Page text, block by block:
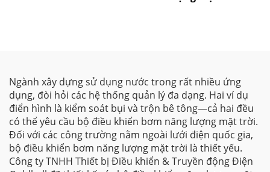
Ngành xây dựng sử dụng nước trong rất nhiều ứng
dụng, đòi hỏi các hệ thống quản lý đa dạng. Hai ví dụ
điển hình là kiểm soát bụi và trộn bê tông—cả hai đều
có thể yêu cầu bộ điều khiển bơm năng lượng mặt trời.
Đối với các công trường nằm ngoài lưới điện quốc gia,
bộ điều khiển bơm năng lượng mặt trời là thiết yếu.
Công ty TNHH Thiết bị Điều khiển & Truyền động Điện